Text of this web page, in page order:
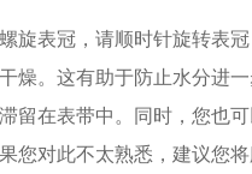
表冠，请顺时针旋转表冠
。这有助于防止水分进一
在表带中。同时，您也可
对此不太熟悉，建议您将